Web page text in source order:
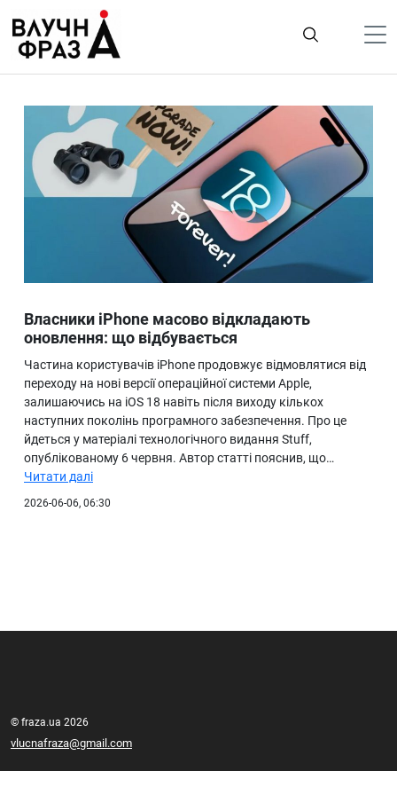
содержимому
Гроші
Життя
Лайфстайл
ТехноНаука
Ukraine
Про нас
Власники iPhone масово відкладають
оновлення: що відбувається
Частина користувачів iPhone продовжує відмовлятися від
переходу на нові версії операційної системи Apple,
залишаючись на iOS 18 навіть після виходу кількох
наступних поколінь програмного забезпечення. Про це
йдеться у матеріалі технологічного видання Stuff,
опублікованому 6 червня. Автор статті пояснив, що…
Читати далі
2026-06-06, 06:30
© fraza.ua 2026
vlucnafraza@gmail.com